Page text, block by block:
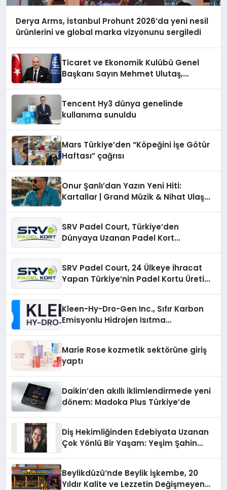
Derya Arms, İstanbul Prohunt 2026’da yeni nesil
ürünlerini ve global marka vizyonunu sergiledi
Ticaret ve Ekonomik Kulübü Genel
Başkanı Sayın Mehmet Ulutaş,
Tencent Hy3 dünya genelinde
kullanıma sunuldu
Mars Türkiye’den “Köpeğini İşe Götür
Haftası” çağrısı
Onur Şanlı’dan Yazın Yeni Hiti:
Kartallar | Grand Müzik & Nihat Ulaş
SRV Padel Court, Türkiye’den
Dünyaya Uzanan Padel Kort
SRV Padel Court, 24 Ülkeye İhracat
Yapan Türkiye’nin Padel Kortu Üretim
Kleen-Hy-Dro-Gen Inc., Sıfır Karbon
Emisyonlu Hidrojen Isıtma
Marie Rose kozmetik sektörüne giriş
yaptı
Daikin’den akıllı iklimlendirmede yeni
dönem: Madoka Plus Türkiye’de
Diş Hekimliğinden Edebiyata Uzanan
Çok Yönlü Bir Yaşam: Yeşim Şahin
Beylikdüzü’nde Beylik İşkembe, 20
Yıldır Kalite ve Lezzetin Değişmeyen